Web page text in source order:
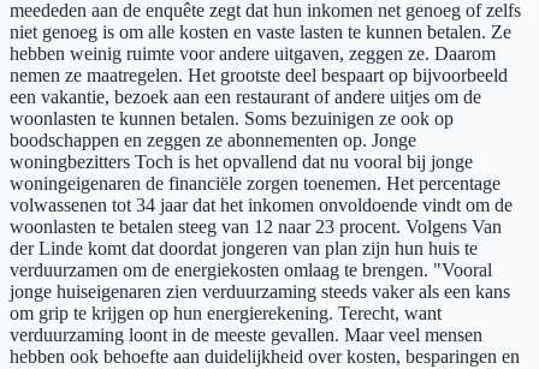
meededen aan de enquête zegt dat hun inkomen net genoeg of zelfs
niet genoeg is om alle kosten en vaste lasten te kunnen betalen. Ze
hebben weinig ruimte voor andere uitgaven, zeggen ze. Daarom
nemen ze maatregelen. Het grootste deel bespaart op bijvoorbeeld
een vakantie, bezoek aan een restaurant of andere uitjes om de
woonlasten te kunnen betalen. Soms bezuinigen ze ook op
boodschappen en zeggen ze abonnementen op. Jonge
woningbezitters Toch is het opvallend dat nu vooral bij jonge
woningeigenaren de financiële zorgen toenemen. Het percentage
volwassenen tot 34 jaar dat het inkomen onvoldoende vindt om de
woonlasten te betalen steeg van 12 naar 23 procent. Volgens Van
der Linde komt dat doordat jongeren van plan zijn hun huis te
verduurzamen om de energiekosten omlaag te brengen. "Vooral
jonge huiseigenaren zien verduurzaming steeds vaker als een kans
om grip te krijgen op hun energierekening. Terecht, want
verduurzaming loont in de meeste gevallen. Maar veel mensen
hebben ook behoefte aan duidelijkheid over kosten, besparingen en